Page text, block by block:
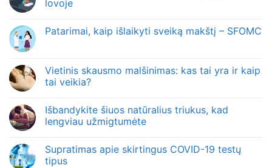
lovoje
Patarimai, kaip išlaikyti sveiką makštį – SFOMC
Vietinis skausmo malšinimas: kas tai yra ir kaip
tai veikia?
Išbandykite šiuos natūralius triukus, kad
lengviau užmigtumėte
Supratimas apie skirtingus COVID-19 testų
tipus